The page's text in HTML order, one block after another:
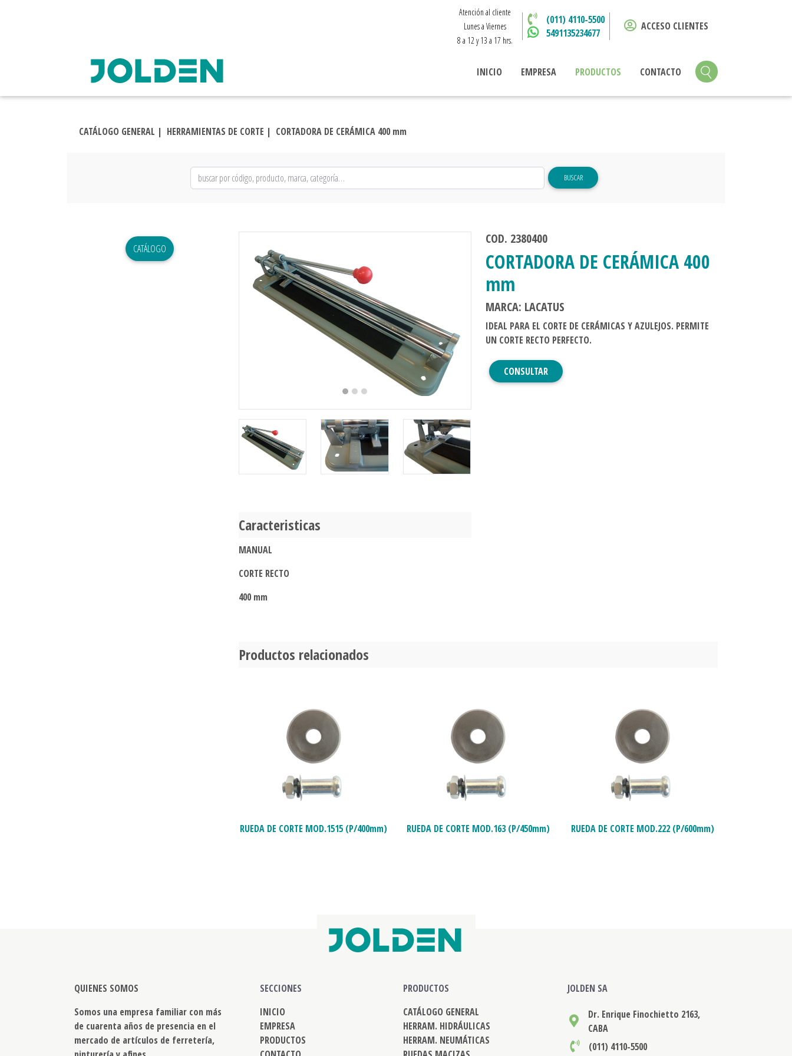
Atención al cliente
Lunes a Viernes
8 a 12 y 13 a 17 hrs.
(011) 4110-5500
5491135234677
ACCESO CLIENTES
INICIO EMPRESA PRODUCTOS CONTACTO
CATÁLOGO GENERAL | HERRAMIENTAS DE CORTE | CORTADORA DE CERÁMICA 400 mm
BUSCAR
CATÁLOGO
COD. 2380400
CORTADORA DE CERÁMICA 400
mm
MARCA: LACATUS
IDEAL PARA EL CORTE DE CERÁMICAS Y AZULEJOS. PERMITE
UN CORTE RECTO PERFECTO.
CONSULTAR
Caracteristicas
MANUAL
CORTE RECTO
400 mm
Productos relacionados
RUEDA DE CORTE MOD.1515 (P/400mm) RUEDA DE CORTE MOD.163 (P/450mm) RUEDA DE CORTE MOD.222 (P/600mm)
QUIENES SOMOS
Somos una empresa familiar con más
de cuarenta años de presencia en el
mercado de artículos de ferretería,
SECCIONES
INICIO
EMPRESA
PRODUCTOS
PRODUCTOS
CATÁLOGO GENERAL
HERRAM. HIDRÁULICAS
HERRAM. NEUMÁTICAS
JOLDEN SA
Dr. Enrique Finochietto 2163,
CABA
(011) 4110-5500